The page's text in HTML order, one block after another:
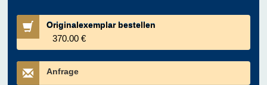
Originalexemplar bestellen
370.00 €
Anfrage